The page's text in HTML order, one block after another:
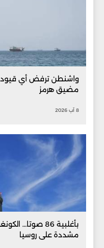
واشنطن ترفض أي قيود
مضيق هرمز
8 آب 2026
بأغلبية 86
مشددة على روسيا